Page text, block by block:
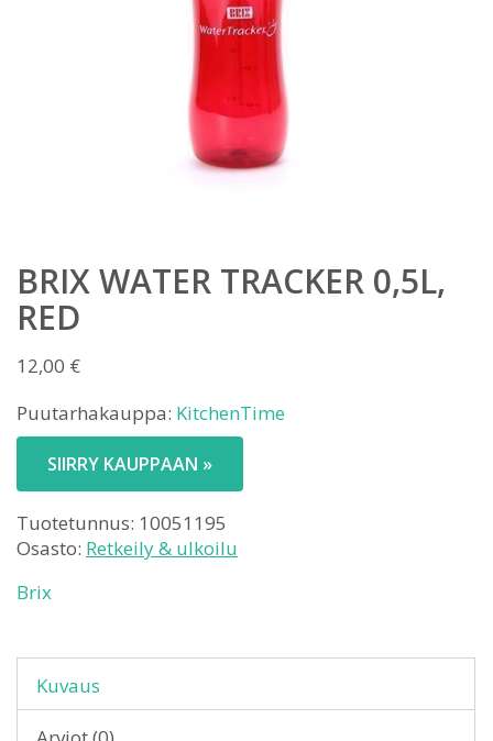
BRIX WATER TRACKER 0,5L,
RED
12,00 €
Puutarhakauppa: KitchenTime
SIIRRY KAUPPAAN »
Tuotetunnus: 10051195
Osasto: Retkeily & ulkoilu
Brix
Kuvaus